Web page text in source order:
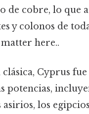
de cobre, lo que
y colonos de
here..
clásica, Cyprus
potencias,
los